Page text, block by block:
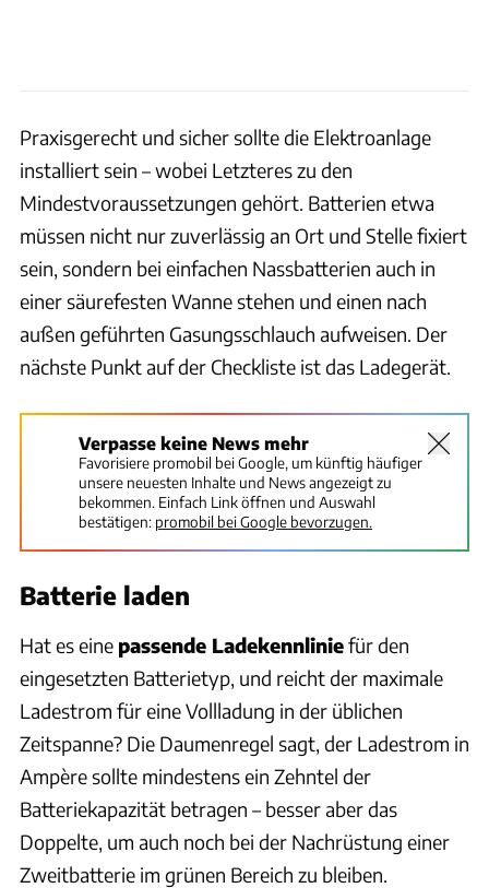
Praxisgerecht und sicher sollte die Elektroanlage
installiert sein – wobei Letzteres zu den
Mindestvoraussetzungen gehört. Batterien etwa
müssen nicht nur zuverlässig an Ort und Stelle fixiert
sein, sondern bei einfachen Nassbatterien auch in
einer säurefesten Wanne stehen und einen nach
außen geführten Gasungsschlauch aufweisen. Der
nächste Punkt auf der Checkliste ist das Ladegerät.
Verpasse keine News mehr
Favorisiere promobil bei Google, um künftig häufiger
unsere neuesten Inhalte und News angezeigt zu
bekommen. Einfach Link öffnen und Auswahl
bestätigen: promobil bei Google bevorzugen.
Batterie laden
Hat es eine passende Ladekennliniefür den
eingesetzten Batterietyp, und reicht der maximale
Ladestrom für eine Vollladung in der üblichen
Zeitspanne? Die Daumenregel sagt, der Ladestrom in
Ampère sollte mindestens ein Zehntel der
Batteriekapazität betragen – besser aber das
Doppelte, um auch noch bei der Nachrüstung einer
Zweitbatterie im grünen Bereich zu bleiben.